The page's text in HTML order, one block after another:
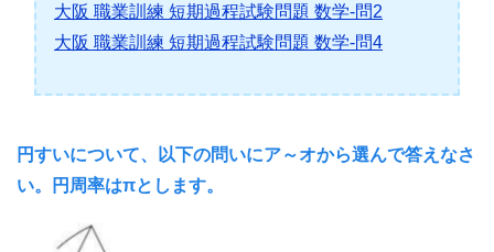
大阪 職業訓練 短期過程試験問題 数学-問2
大阪 職業訓練 短期過程試験問題 数学-問4
円すいについて、以下の問いにア～オから選んで答えなさ
い。円周率はπとします。